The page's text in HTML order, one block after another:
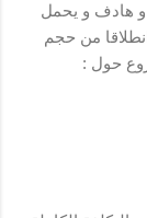
هادف و يحمل
من حجم
حول :